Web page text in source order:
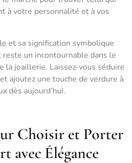
à votre personnalité et à vos
et sa signification symbolique
un incontournable dans le
la joaillerie. Laissez-vous séduire
ajoutez une touche de verdure à
dès aujourd’hui.
Choisir et Porter
avec Élégance